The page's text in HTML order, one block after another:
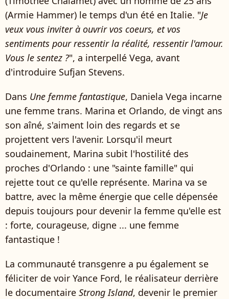
(Armie Hammer) le temps d'un été en Italie. "Je
veux vous inviter à ouvrir vos coeurs, et vos
sentiments pour ressentir la réalité, ressentir l'amour.
Vous le sentez ?", a interpellé Vega, avant
d'introduire Sufjan Stevens.
Dans Une femme fantastique, Daniela Vega incarne
une femme trans. Marina et Orlando, de vingt ans
son aîné, s'aiment loin des regards et se
projettent vers l'avenir. Lorsqu'il meurt
soudainement, Marina subit l'hostilité des
proches d'Orlando : une "sainte famille" qui
rejette tout ce qu'elle représente. Marina va se
battre, avec la même énergie que celle dépensée
depuis toujours pour devenir la femme qu'elle est
: forte, courageuse, digne ... une femme
fantastique !
La communauté transgenre a pu également se
féliciter de voir Yance Ford, le réalisateur derrière
le documentaire Strong Island, devenir le premier